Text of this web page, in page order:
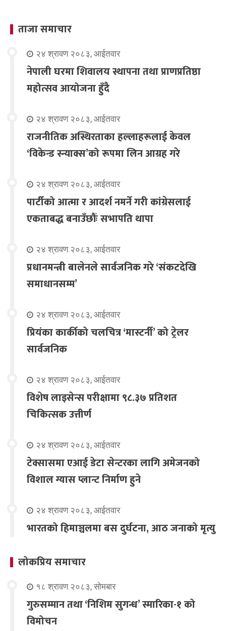
ताजा समाचार
२४ श्रावण २०८३, आईतवार
नेपाली घरमा शिवालय स्थापना तथा प्राणप्रतिष्ठा
महोत्सव आयोजना हुँदै
२४ श्रावण २०८३, आईतवार
राजनीतिक अस्थिरताका हल्लाहरूलाई केवल
‘विकेन्ड स्न्याक्स’को रूपमा लिन आग्रह गरे
२४ श्रावण २०८३, आईतवार
पार्टीको आत्मा र आदर्श नमर्ने गरी कांग्रेसलाई
एकताबद्ध बनाउँछौंः सभापति थापा
२४ श्रावण २०८३, आईतवार
प्रधानमन्त्री बालेनले सार्वजनिक गरे ‘संकटदेखि
समाधानसम्म’
२४ श्रावण २०८३, आईतवार
प्रियंका कार्कीको चलचित्र ‘मास्टर्नी’ को ट्रेलर
सार्वजनिक
२४ श्रावण २०८३, आईतवार
विशेष लाइसेन्स परीक्षामा ९८.३७ प्रतिशत
चिकित्सक उत्तीर्ण
२४ श्रावण २०८३, आईतवार
टेक्सासमा एआई डेटा सेन्टरका लागि अमेजनको
विशाल ग्यास प्लान्ट निर्माण हुने
२४ श्रावण २०८३, आईतवार
भारतको हिमाञ्चलमा बस दुर्घटना, आठ जनाको मृत्यु
लोकप्रिय समाचार
१८ श्रावण २०८३, सोमबार
गुरुसम्मान तथा ‘निशिम सुगन्ध’ स्मारिका-१ को
विमोचन